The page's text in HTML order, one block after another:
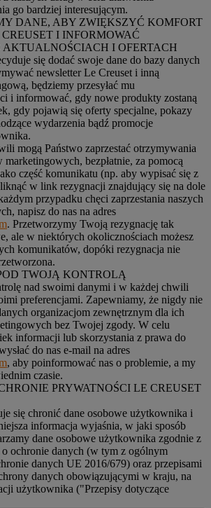
go bardziej interesującym.
DANE, ABY ZWIĘKSZYĆ KOMFORT
I INFORMOWAĆ
I OFERTACH
się dodać swoje dane do bazy danych
newsletter Le Creuset i inną
będziemy przesyłać mu
i informować, gdy nowe produkty zostaną
gdy pojawią się oferty specjalne, pokazy
wydarzenia bądź promocje
mogą Państwo zaprzestać otrzymywania
bezpłatnie, za pomocą
część komunikatu (np. aby wypisać się z
w link rezygnacji znajdujący się na dole
przypadku chęci zaprzestania naszych
napisz do nas na adres
. Przetworzymy Twoją rezygnację tak
ale w niektórych okolicznościach możesz
komunikatów, dopóki rezygnacja nie
TWOJĄ KONTROLĄ
nad swoimi danymi i w każdej chwili
preferencjami. Zapewniamy, że nigdy nie
organizacjom zewnętrznym dla ich
bez Twojej zgody. W celu
informacji lub skorzystania z prawa do
do nas e-mail na adres
, aby poinformować nas o problemie, a my
czasie.
PRYWATNOŚCI LE CREUSET
się chronić dane osobowe użytkownika i
informacja wyjaśnia, w jaki sposób
dane osobowe użytkownika zgodnie z
ochronie danych (w tym z ogólnym
danych UE 2016/679) oraz przepisami
danych obowiązującymi w kraju, na
użytkownika ("Przepisy dotyczące